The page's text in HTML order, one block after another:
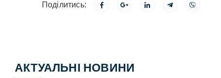
Поділитись:
АКТУАЛЬНІ НОВИНИ